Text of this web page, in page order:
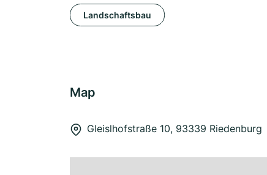
Landschaftsbau
Map
Gleislhofstraße 10, 93339 Riedenburg